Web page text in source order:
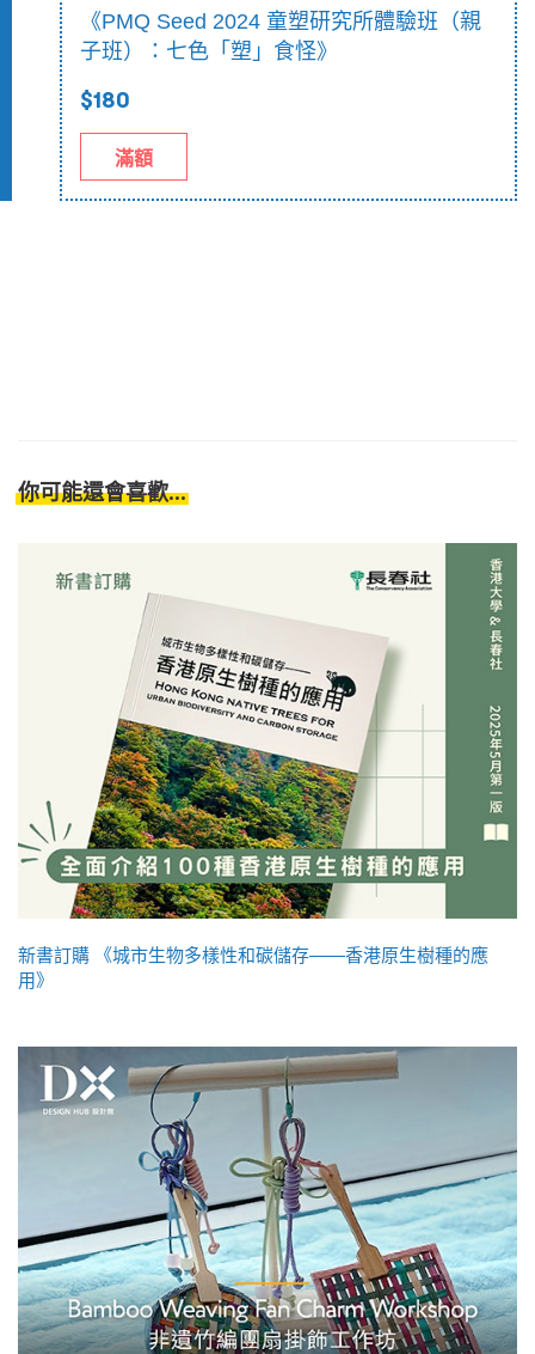
《PMQ Seed 2024 童塑研究所體驗班（親
子班）：七色「塑」食怪》
$180
滿額
你可能還會喜歡...
新書訂購 《城市生物多樣性和碳儲存——香港原生樹種的應
用》